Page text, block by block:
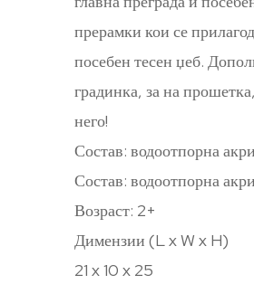
прерамки кои се
посебен тесен џеб.
градинка, за на
него!
Состав: водоотпорна
Состав: водоотпорна
Возраст: 2+
Димензии (L x W x H)
21 x 10 x 25